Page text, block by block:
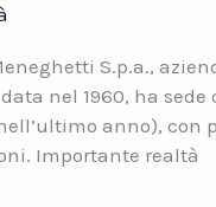
Meneghetti S.p.a.,
nel 1960, ha sede
anno), con
Importante realtà